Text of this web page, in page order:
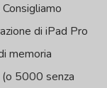
di iPad Pro
memoria
5000 senza